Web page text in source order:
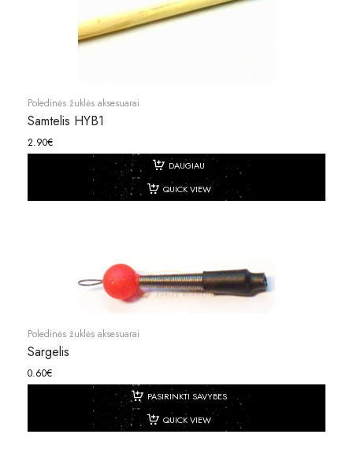
Poledinės žuklės aksesuarai
Samtelis HYB1
2.90€
DAUGIAU
QUICK VIEW
Poledinės žuklės aksesuarai
Sargelis
0.60€
PASIRINKTI SAVYBES
QUICK VIEW